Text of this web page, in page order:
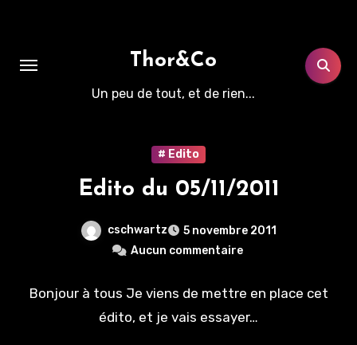
Thor&Co
Un peu de tout, et de rien...
# Edito
Edito du 05/11/2011
cschwartz
5 novembre 2011
Aucun commentaire
Bonjour à tous Je viens de mettre en place cet
édito, et je vais essayer…